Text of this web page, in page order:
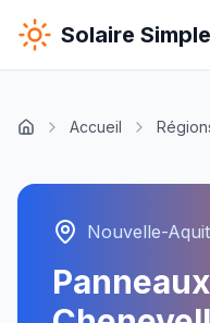
Solaire Simple
Accueil
Nouvelle-